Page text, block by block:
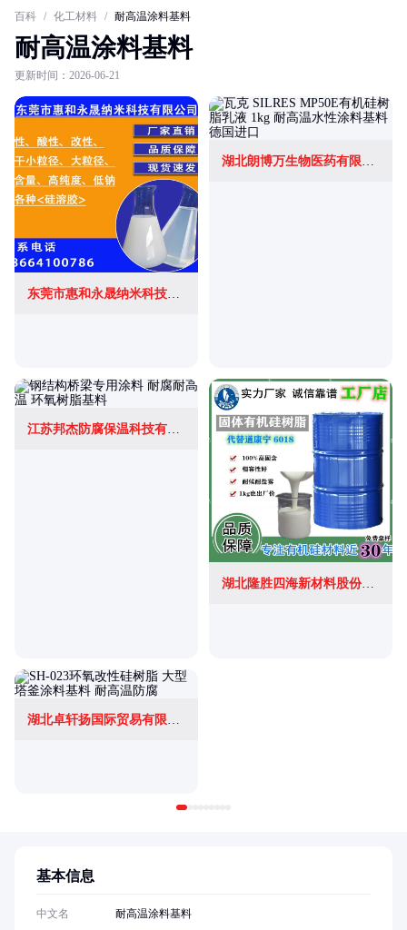
百科 / 化工材料 / 耐高温涂料基料
耐高温涂料基料
更新时间：2026-06-21
湖北朗博万生物医药有限公司
江苏邦杰防腐保温科技有限公司
湖北隆胜四海新材料股份有限公司
基本信息
中文名
耐高温涂料基料